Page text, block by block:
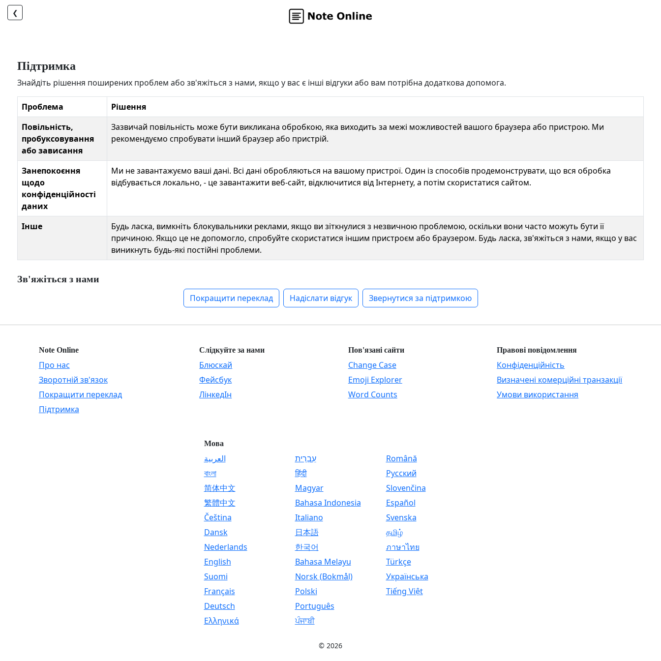
❮
Підтримка
Знайдіть рішення поширених проблем або зв'яжіться з нами, якщо у вас є інші відгуки або вам потрібна додаткова допомога.
Проблема
Рішення
Повільність,
пробуксовування
або зависання
Зазвичай повільність може бути викликана обробкою, яка виходить за межі можливостей вашого браузера або пристрою. Ми
рекомендуємо спробувати інший браузер або пристрій.
Занепокоєння
щодо
конфіденційності
даних
Ми не завантажуємо ваші дані. Всі дані обробляються на вашому пристрої. Один із способів продемонструвати, що вся обробка
відбувається локально, - це завантажити веб-сайт, відключитися від Інтернету, а потім скористатися сайтом.
Інше
Будь ласка, вимкніть блокувальники реклами, якщо ви зіткнулися з незвичною проблемою, оскільки вони часто можуть бути її
причиною. Якщо це не допомогло, спробуйте скористатися іншим пристроєм або браузером. Будь ласка, зв'яжіться з нами, якщо у вас
виникнуть будь-які постійні проблеми.
Зв'яжіться з нами
Покращити переклад
Надіслати відгук Звернутися за підтримкою
Note Online
Про нас
Зворотній зв'язок
Покращити переклад
Підтримка
Слідкуйте за нами
Блюскай
Фейсбук
ЛінкедІн
Пов'язані сайти
Change Case
Emoji Explorer
Word Counts
Правові повідомлення
Конфіденційність
Визначені комерційні транзакції
Умови використання
Мова
العربية
বাংলা
简体中文
繁體中文
Čeština
Dansk
Nederlands
English
Suomi
Français
Deutsch
Ελληνικά
עִבְרִית
हिंदी
Magyar
Bahasa Indonesia
Italiano
日本語
한국어
Bahasa Melayu
Norsk (Bokmål)
Polski
Português
ਪੰਜਾਬੀ
Română
Русский
Slovenčina
Español
Svenska
தமிழ்
ภาษาไทย
Türkçe
Українська
Tiếng Việt
© 2026